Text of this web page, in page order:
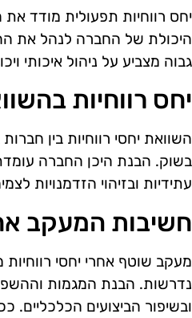
יחס רווחיות תפעולית מודד
היכולת של החברה לנהל את
גבוה מצביע על ניהול איכותי
יחס רווחיות
השוואת יחסי רווחיות בין
בשוק. הבנת היכן החברה
עתידיות ובזיהוי הזדמנויות
חשיבות המעקב
מעקב שוטף אחרי יחסי
נדרשות. הבנת המגמות
ובשיפור הביצועים הכלכליים.